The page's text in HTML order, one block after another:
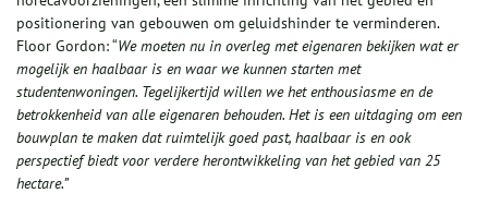
positionering van gebouwen om geluidshinder te verminderen.
Floor Gordon: “We moeten nu in overleg met eigenaren bekijken wat er
mogelijk en haalbaar is en waar we kunnen starten met
studentenwoningen. Tegelijkertijd willen we het enthousiasme en de
betrokkenheid van alle eigenaren behouden. Het is een uitdaging om een
bouwplan te maken dat ruimtelijk goed past, haalbaar is en ook
perspectief biedt voor verdere herontwikkeling van het gebied van 25
hectare.”